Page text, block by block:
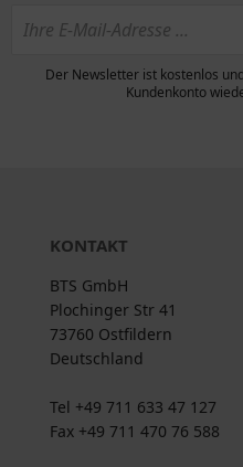
Der Newsletter ist kostenlos
Kundenkonto
KONTAKT
BTS GmbH
Plochinger Str 41
73760 Ostfildern
Deutschland
Tel +49 711 633 47 127
Fax +49 711 470 76 588